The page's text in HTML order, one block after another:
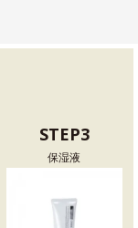
STEP3
保湿液